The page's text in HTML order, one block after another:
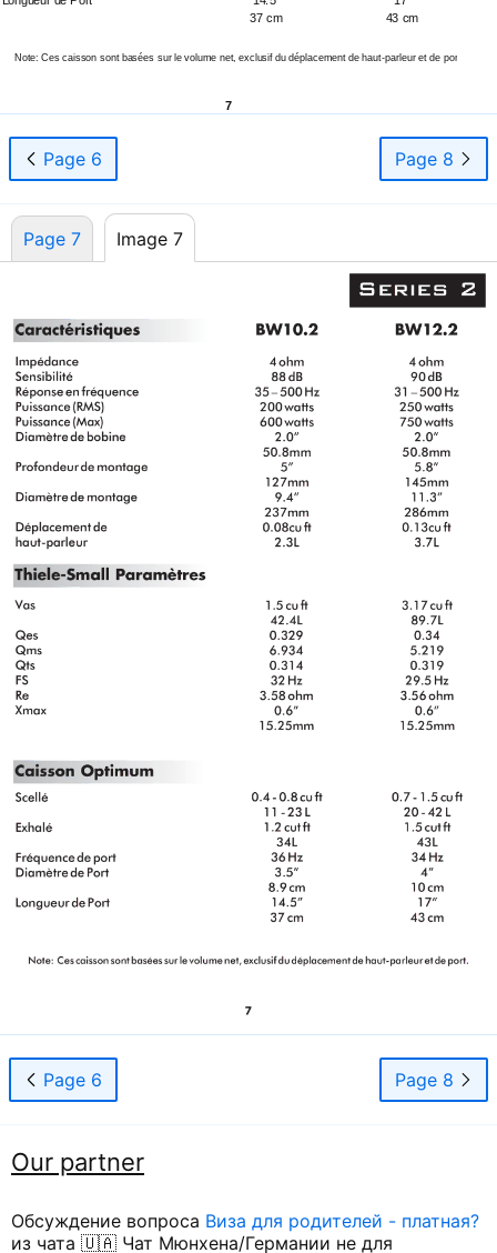
37 cm
43 cm
Note: Ces caisson sont basées sur le volume net, exclusif du déplacement dehaut-parleuret de port.
7
Page 6 Page 8
Page 7 Image 7
Page 6 Page 8
Our partner
Обсуждение вопроса Виза для родителей - платная?
из чата 🇺🇦 Чат Мюнхена/Германии не для